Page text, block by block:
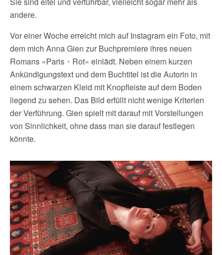
andere.
Vor einer Woche erreicht mich auf Instagram ein Foto, mit
dem mich Anna Gien zur Buchpremiere ihres neuen
Romans »Paris・Rot« einlädt. Neben einem kurzen
Ankündigungstext und dem Buchtitel ist die Autorin in
einem schwarzen Kleid mit Knopfleiste auf dem Boden
liegend zu sehen. Das Bild erfüllt nicht wenige Kriterien
der Verführung. Gien spielt mit darauf mit Vorstellungen
von Sinnlichkeit, ohne dass man sie darauf festlegen
könnte.